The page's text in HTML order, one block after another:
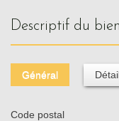
descriptif du bien
Général
Code postal